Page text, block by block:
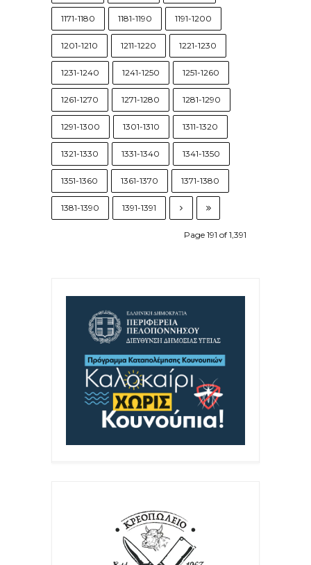
1171-1180 1181-1190 1191-1200
1201-1210 1211-1220 1221-1230
1231-1240 1241-1250 1251-1260
1261-1270 1271-1280 1281-1290
1291-1300 1301-1310 1311-1320
1321-1330 1331-1340 1341-1350
1351-1360 1361-1370 1371-1380
1381-1390 1391-1391
Page 191 of 1,391